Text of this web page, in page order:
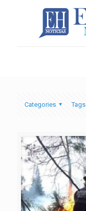
Categories Tags